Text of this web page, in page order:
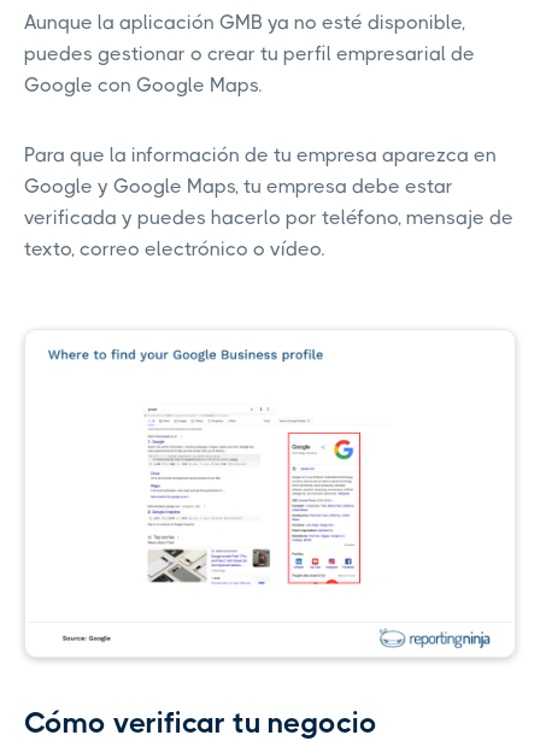
Aunque la aplicación GMB ya no esté disponible,
puedes gestionar o crear tu perfil empresarial de
Google con Google Maps.
Para que la información de tu empresa aparezca en
Google y Google Maps, tu empresa debe estar
verificada y puedes hacerlo por teléfono, mensaje de
texto, correo electrónico o vídeo.
Cómo verificar tu negocio